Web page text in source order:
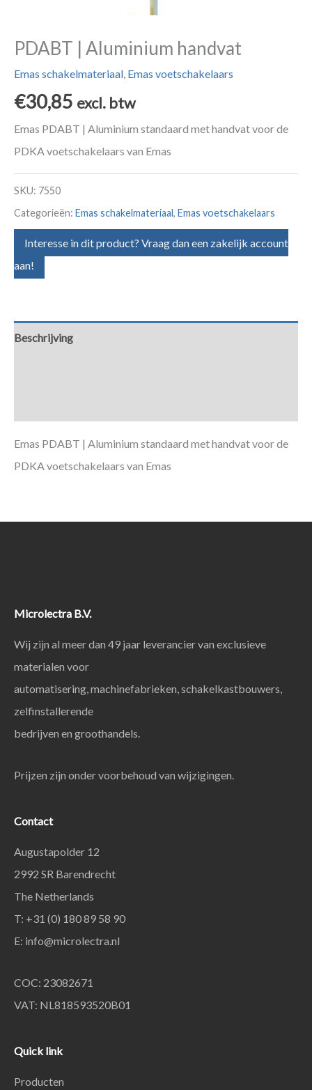
PDABT | Aluminium handvat
Emas schakelmateriaal, Emas voetschakelaars
€30,85 excl. btw
Emas PDABT | Aluminium standaard met handvat voor de
PDKA voetschakelaars van Emas
SKU: 7550
Categorieën: Emas schakelmateriaal, Emas voetschakelaars
Interesse in dit product? Vraag dan een zakelijk account
aan!
Beschrijving
Emas PDABT | Aluminium standaard met handvat voor de
PDKA voetschakelaars van Emas
Microlectra B.V.
Wij zijn al meer dan 49 jaar leverancier van exclusieve
materialen voor
automatisering, machinefabrieken, schakelkastbouwers,
zelfinstallerende
bedrijven en groothandels.
Prijzen zijn onder voorbehoud van wijzigingen.
Contact
Augustapolder 12
2992 SR Barendrecht
The Netherlands
T: +31 (0) 180 89 58 90
E: info@microlectra.nl
COC: 23082671
VAT: NL818593520B01
Quick link
Producten